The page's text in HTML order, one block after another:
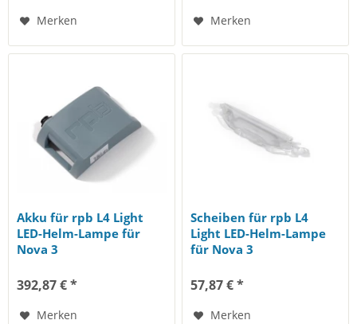
Merken Merken
Akku für rpb L4 Light
LED-Helm-Lampe für
Nova 3
392,87 € *
Merken
Scheiben für rpb L4
Light LED-Helm-Lampe
für Nova 3
für...
57,87 € *
Merken